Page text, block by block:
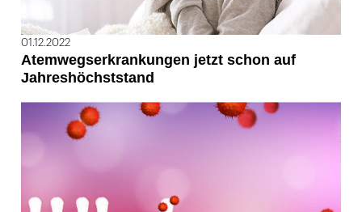
01.12.2022
Atemwegserkrankungen jetzt schon auf
Jahreshöchststand